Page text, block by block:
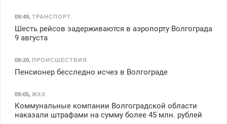
09:49, ТРАНСПОРТ
Шесть рейсов задерживаются в аэропорту Волгограда
9 августа
09:20, ПРОИСШЕСТВИЯ
Пенсионер бесследно исчез в Волгограде
09:05, ЖКХ
Коммунальные компании Волгоградской области
наказали штрафами на сумму более 45 млн. рублей